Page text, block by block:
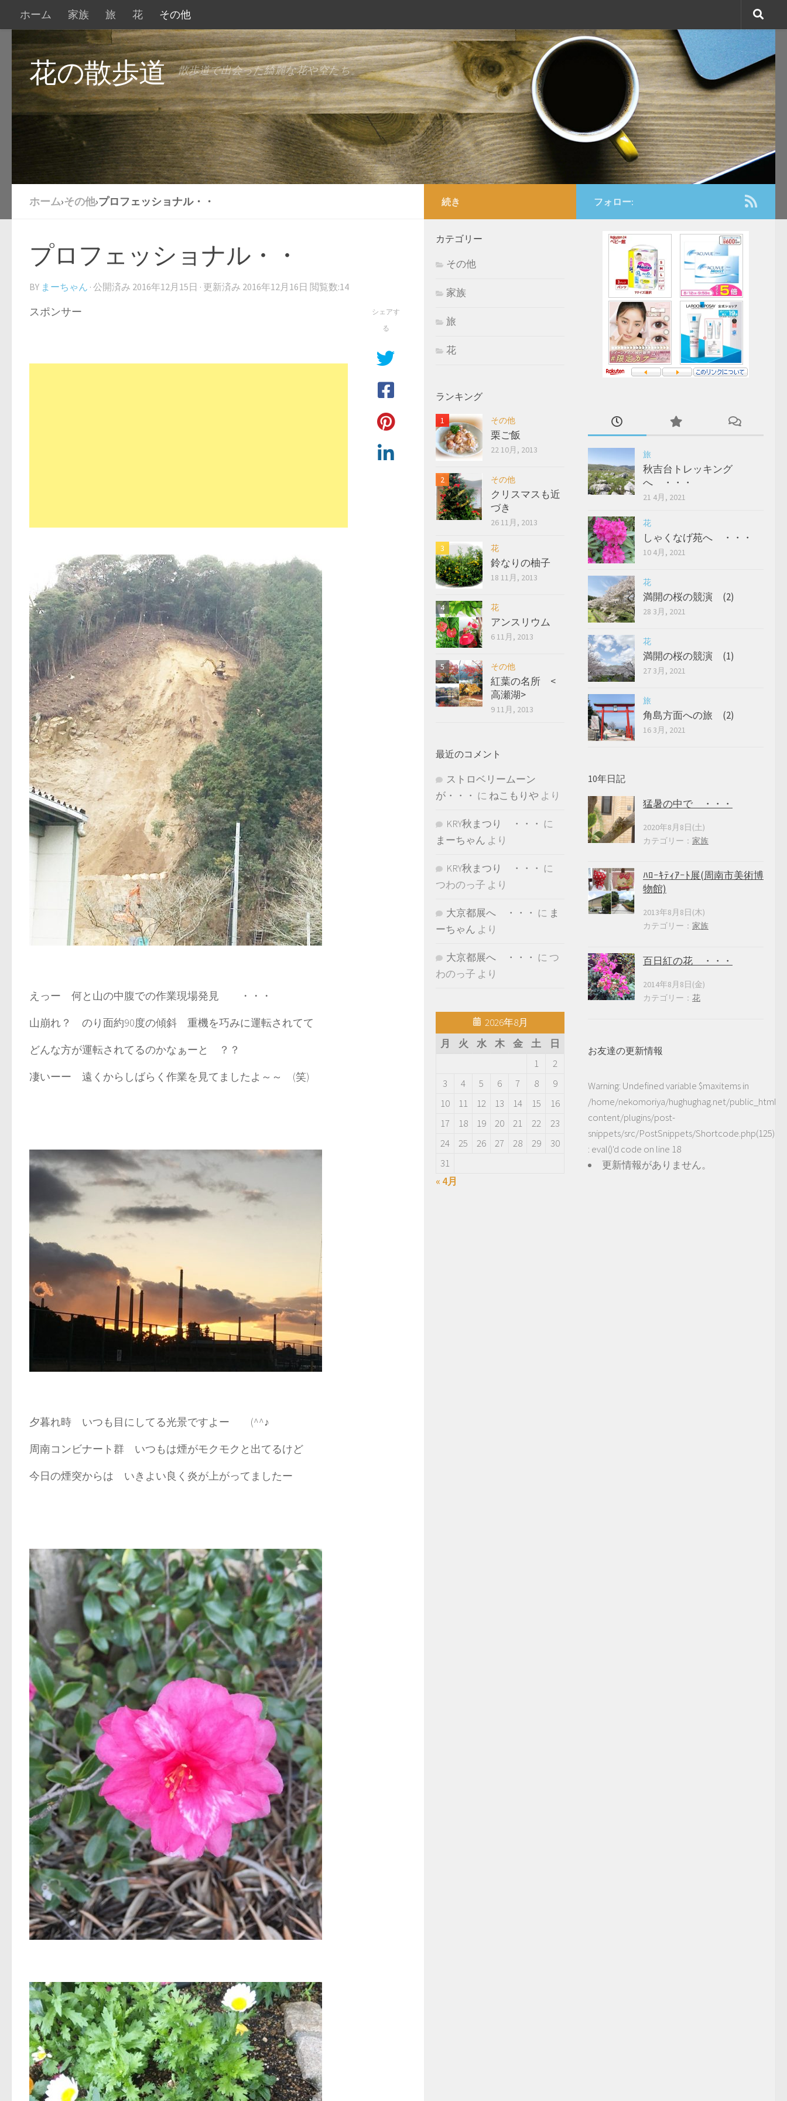
ホーム 家族 旅 花 その他
花の散歩道 散歩道で出会った綺麗な花や空たち。
ホーム›その他›プロフェッショナル・・
プロフェッショナル・・
BY まーちゃん · 公開済み 2016年12月15日 · 更新済み 2016年12月16日 閲覧数:14
スポンサー
えっー 何と山の中腹での作業現場発見 ・・・
山崩れ？ のり面約90度の傾斜 重機を巧みに運転されてて
どんな方が運転されてるのかなぁーと ？？
凄いーー 遠くからしばらく作業を見てましたよ～～ (笑)
夕暮れ時 いつも目にしてる光景ですよー (^^♪
周南コンビナート群 いつもは煙がモクモクと出てるけど
今日の煙突からは いきよい良く炎が上がってましたー
シェアす
る
フォロー:
旅
秋吉台トレッキング
へ ・・・
21 4月, 2021
花
しゃくなげ苑へ ・・・
10 4月, 2021
花
満開の桜の競演 (2)
28 3月, 2021
花
満開の桜の競演 (1)
27 3月, 2021
旅
角島方面への旅 (2)
16 3月, 2021
10年日記
猛暑の中で ・・・
2020年8月8日(土)
カテゴリー： 家族
ﾊﾛｰｷﾃｨｱｰﾄ展(周南市美術博
物館)
2013年8月8日(木)
カテゴリー： 家族
百日紅の花 ・・・
2014年8月8日(金)
カテゴリー： 花
お友達の更新情報
Warning: Undefined variable $maxitems in
/home/nekomoriya/hughughag.net/public_html/
content/plugins/post-
snippets/src/PostSnippets/Shortcode.php(125)
: eval()'d code on line 18
更新情報がありません。
続き
カテゴリー
その他
家族
旅
花
ランキング
その他
栗ご飯
22 10月, 2013
その他
クリスマスも近
づき
26 11月, 2013
花
鈴なりの柚子
18 11月, 2013
花
アンスリウム
6 11月, 2013
その他
紅葉の名所 <
高瀬湖>
9 11月, 2013
最近のコメント
ストロベリームーン
が・・・ に ねこもりや より
KRY秋まつり ・・・ に
まーちゃん より
KRY秋まつり ・・・ に
つわのっ子 より
大京都展へ ・・・ に ま
ーちゃん より
大京都展へ ・・・ に つ
わのっ子 より
2026年8月
月
火 水 木 金 土
日
1
2
3
4 5 6 7 8
9
10
11 12 13 14 15
16
17
18 19 20 21 22
23
24
25 26 27 28 29
30
31
« 4月